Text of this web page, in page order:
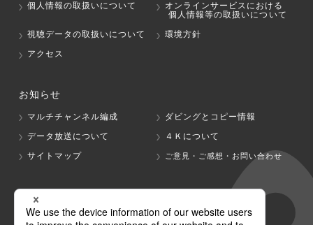
個人情報の取扱いについて
オンラインサービスにおける
個人情報等の取扱いについて
視聴データの取扱いについて
環境方針
アクセス
お知らせ
マルチチャンネル編成
ダビングとコピー情報
データ放送について
４Ｋについて
サイトマップ
ご意見・ご感想・お問い合わせ
グループ会社
テレビ朝日 テレ朝チャンネル